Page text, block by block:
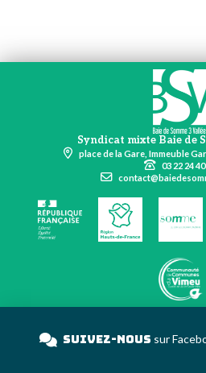
Syndicat mixte Baie de
place de la Gare, Immeuble
03 22 24
Suivez-nous sur